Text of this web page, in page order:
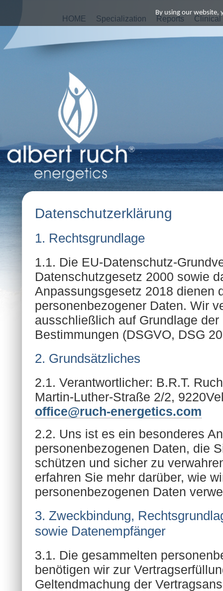
By using our website,
HOME Specialization Reports Clinical
Datenschutzerklärung
1. Rechtsgrundlage
1.1. Die EU-Datenschutz-
Datenschutzgesetz 2000 sowie
Anpassungsgesetz 2018 dienen
personenbezogener Daten. Wir
ausschließlich auf Grundlage
Bestimmungen (DSGVO, DSG
2. Grundsätzliches
2.1. Verantwortlicher: B.R.T.
Martin-Luther-Straße 2/2,
office@ruch-energetics.com
2.2. Uns ist es ein besonderes
personenbezogenen Daten, die
schützen und sicher zu
erfahren Sie mehr darüber, wie
personenbezogenen Daten
3. Zweckbindung,
sowie Datenempfänger
3.1. Die gesammelten
benötigen wir zur
Geltendmachung der